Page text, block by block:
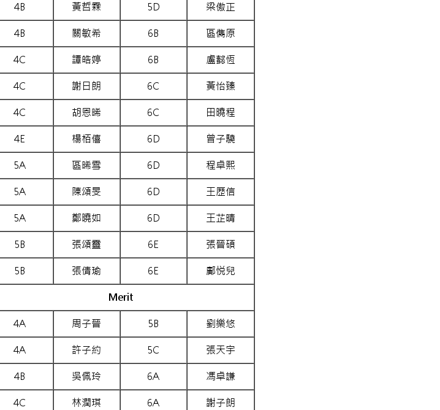
4B 黃哲霖 5D 梁傲正
4B 關敏希 6B 區儁原
4C 譚皓婷 6B 盧懿恆
4C 謝日朗 6C 黃怡臻
4C 胡恩晞 6C 田曉程
4E 楊栢僖 6D 曾子驍
5A 區晞雪 6D 程卓熙
5A 陳頌旻 6D 王歷信
5A 鄭曉如 6D 王芷晴
5B 張頌靈 6E 張晉碩
5B 張倩瑜 6E 鄺悦兒
Merit
4A 周子晉 5B 劉樂悠
4A 許子約 5C 張天宇
4B 吳佩玲 6A 馮卓謙
4C 林潤琪 6A 謝子朗